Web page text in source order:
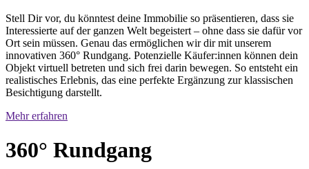
Stell Dir vor, du könntest deine Immobilie so präsentieren, dass sie
Interessierte auf der ganzen Welt begeistert – ohne dass sie dafür vor
Ort sein müssen. Genau das ermöglichen wir dir mit unserem
innovativen 360° Rundgang. Potenzielle Käufer:innen können dein
Objekt virtuell betreten und sich frei darin bewegen. So entsteht ein
realistisches Erlebnis, das eine perfekte Ergänzung zur klassischen
Besichtigung darstellt.
Mehr erfahren
360° Rundgang